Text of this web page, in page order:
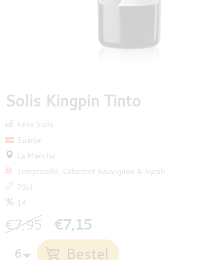
Solis Kingpin Tinto
Félix Solís
Spanje
La Mancha
Tempranillo Cabernet Sauvignon
Syrah
75cl
14
€7,95 €7,15